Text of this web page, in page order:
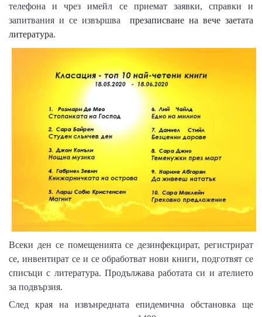
телефона и чрез имейл се приемат заявки, справки и
запитвания и се извършва
презаписване на вече заетата
литература.
Всеки ден се помещенията се дезинфекцират, регистрират
се, инвентират се и се обработват нови книги, подготвят се
списъци с литература. Продължава работата си и ателието
за подвързия.
След края на извънредната епидемична обстановка ще